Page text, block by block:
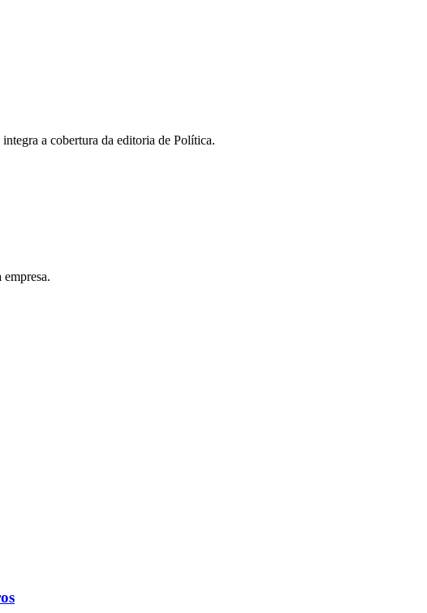
a cobertura da editoria de Política.